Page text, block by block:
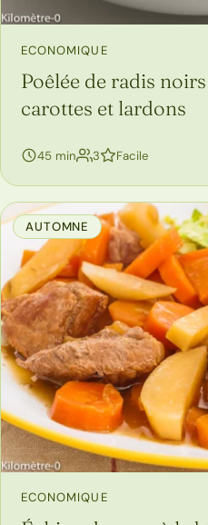
ECONOMIQUE
Poêlée de radis
carottes et lardons
45 min 3personnes
Facile
AUTOMNE
ECONOMIQUE